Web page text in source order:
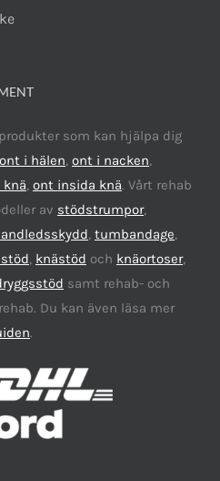
som kan hjälpa dig
ont i hälen, ont i nacken,
, ont insida knä. Vårt rehab
av stödstrumpor,
, tumbandage,
, knästöd och knäortoser,
samt rehab- och
Du kan även läsa mer
.